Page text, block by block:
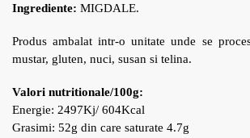
Ingrediente: MIGDALE.
Produs ambalat intr-o unitate unde se
mustar, gluten, nuci, susan si telina.
Valori nutritionale/100g:
Energie: 2497Kj/ 604Kcal
Grasimi: 52g din care saturate 4.7g